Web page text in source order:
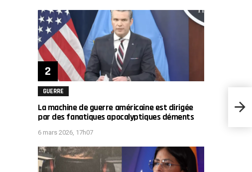
GUERRE
La machine de guerre américaine est dirigée
par des fanatiques apocalyptiques déments
6 mars 2026, 17h07